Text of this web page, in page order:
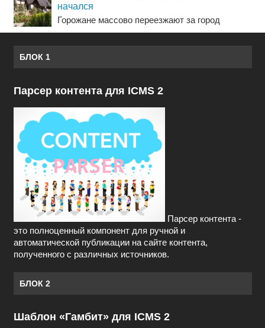
начался
Горожане массово переезжают за город
БЛОК 1
Парсер контента для ICMS 2
Парсер контента -
это полноценный компонент для ручной и
автоматической публикации на сайте контента,
полученного с различных источников.
БЛОК 2
Шаблон «Гамбит» для ICMS 2